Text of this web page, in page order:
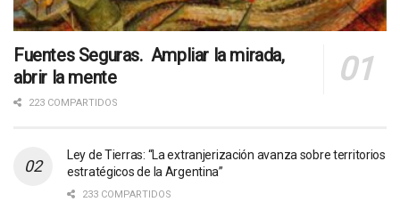
Fuentes Seguras. Ampliar la mirada,
abrir la mente
223 COMPARTIDOS
Ley de Tierras: “La extranjerización avanza sobre territorios
estratégicos de la Argentina”
233 COMPARTIDOS